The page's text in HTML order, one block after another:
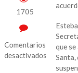
1705
Comentarios
desactivados
que
Santa,